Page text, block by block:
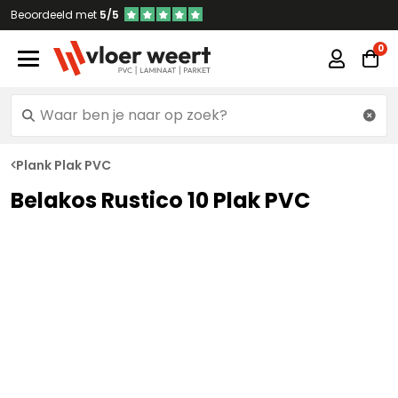
Beoordeeld met 5/5
Plank Plak PVC
Belakos Rustico 10 Plak PVC